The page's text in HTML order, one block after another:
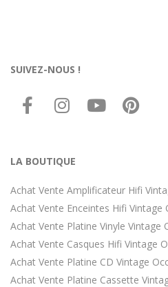
SUIVEZ-NOUS !
LA BOUTIQUE
Achat Vente Amplificateur Hifi
Achat Vente Enceintes Hifi Vintage
Achat Vente Platine Vinyle Vintage
Achat Vente Casques Hifi Vintage
Achat Vente Platine CD Vintage
Achat Vente Platine Cassette